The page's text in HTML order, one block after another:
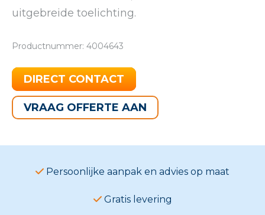
uitgebreide toelichting.
Productnummer: 4004643
DIRECT CONTACT
VRAAG OFFERTE AAN
Persoonlijke aanpak en advies op maat
Gratis levering